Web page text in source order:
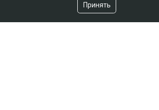
«Хотела покончить с собой»:
девочка подверглась травле после
Принять